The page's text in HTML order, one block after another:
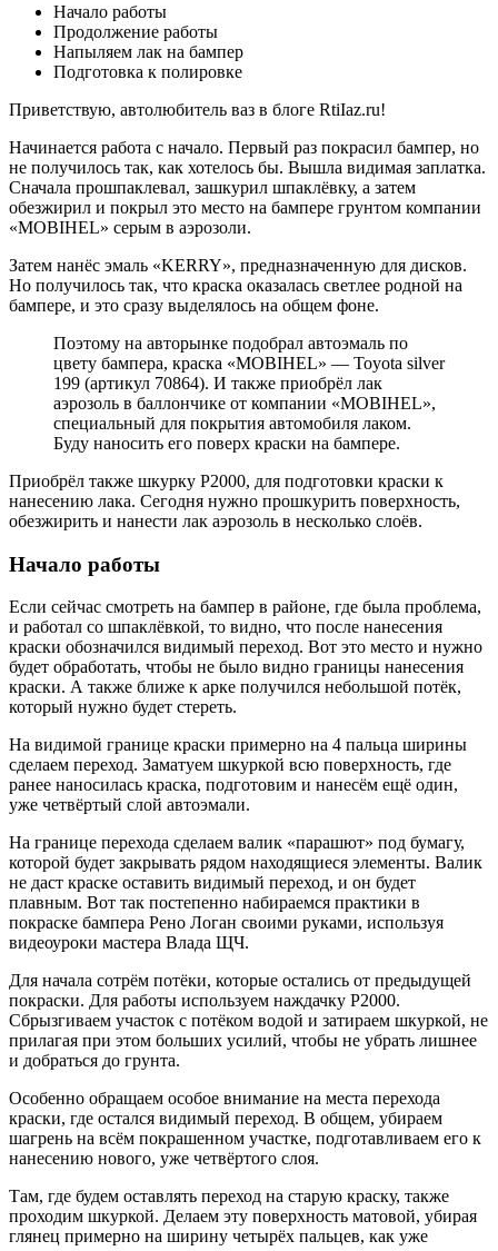
Начало работы
Продолжение работы
Напыляем лак на бампер
Подготовка к полировке
Приветствую, автолюбитель ваз в блоге RtiIaz.ru!
Начинается работа с начало. Первый раз покрасил бампер, но
не получилось так, как хотелось бы. Вышла видимая заплатка.
Сначала прошпаклевал, зашкурил шпаклёвку, а затем
обезжирил и покрыл это место на бампере грунтом компании
«MOBIHEL» серым в аэрозоли.
Затем нанёс эмаль «KERRY», предназначенную для дисков.
Но получилось так, что краска оказалась светлее родной на
бампере, и это сразу выделялось на общем фоне.
Поэтому на авторынке подобрал автоэмаль по
цвету бампера, краска «MOBIHEL» — Toyota silver
199 (артикул 70864). И также приобрёл лак
аэрозоль в баллончике от компании «MOBIHEL»,
специальный для покрытия автомобиля лаком.
Буду наносить его поверх краски на бампере.
Приобрёл также шкурку Р2000, для подготовки краски к
нанесению лака. Сегодня нужно прошкурить поверхность,
обезжирить и нанести лак аэрозоль в несколько слоёв.
Начало работы
Если сейчас смотреть на бампер в районе, где была проблема,
и работал со шпаклёвкой, то видно, что после нанесения
краски обозначился видимый переход. Вот это место и нужно
будет обработать, чтобы не было видно границы нанесения
краски. А также ближе к арке получился небольшой потёк,
который нужно будет стереть.
На видимой границе краски примерно на 4 пальца ширины
сделаем переход. Заматуем шкуркой всю поверхность, где
ранее наносилась краска, подготовим и нанесём ещё один,
уже четвёртый слой автоэмали.
На границе перехода сделаем валик «парашют» под бумагу,
которой будет закрывать рядом находящиеся элементы. Валик
не даст краске оставить видимый переход, и он будет
плавным. Вот так постепенно набираемся практики в
покраске бампера Рено Логан своими руками, используя
видеоуроки мастера Влада ЩЧ.
Для начала сотрём потёки, которые остались от предыдущей
покраски. Для работы используем наждачку Р2000.
Сбрызгиваем участок с потёком водой и затираем шкуркой, не
прилагая при этом больших усилий, чтобы не убрать лишнее
и добраться до грунта.
Особенно обращаем особое внимание на места перехода
краски, где остался видимый переход. В общем, убираем
шагрень на всём покрашенном участке, подготавливаем его к
нанесению нового, уже четвёртого слоя.
Там, где будем оставлять переход на старую краску, также
проходим шкуркой. Делаем эту поверхность матовой, убирая
глянец примерно на ширину четырёх пальцев, как уже